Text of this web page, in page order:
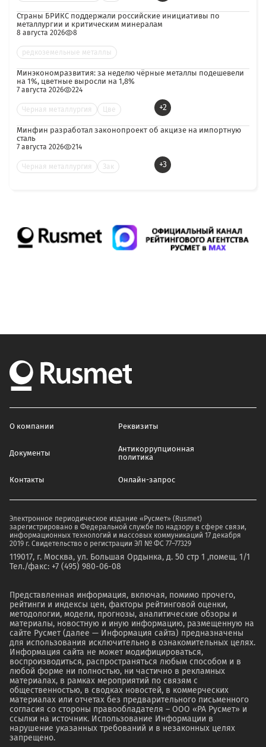
Страны БРИКС поддержали российские инициативы по
металлургии и критическим минералам
8 августа 2026 8
редкоземельные металлы
Минэкономразвития: за неделю чёрные металлы подешевели
на 1%, цветные выросли на 1,8%
7 августа 2026 224
Черная металлургия Цве +2
Минфин разработал законопроект об акцизе на импортную
сталь
7 августа 2026 214
Черная металлургия Зак +3
О компании Реквизиты
Документы
Антикоррупционная
политика
Контакты Онлайн-запрос
Электронное периодическое издание «Русмет» (Rusmet)
зарегистрировано в Федеральной службе по надзору в сфере связи,
информационных технологий и массовых коммуникаций 17 декабря
2019 г. Свидетельство о регистрации ЭЛ № ФС 77–77329
119017, г. Москва, ул. Большая Ордынка, д. 50 стр 1 ,помещ. 1/1
Тел./факс: +7 (495) 980-06-08
Представленная информация, включая, помимо прочего,
рейтинги и индексы цен, факторы рейтинговой оценки,
методологии, модели, прогнозы, аналитические обзоры и
материалы, новостную и иную информацию, размещенную на
сайте Русмет (далее — Информация сайта) предназначены
для использования исключительно в ознакомительных целях.
Информация сайта не может модифицироваться,
воспроизводиться, распространяться любым способом и в
любой форме ни полностью, ни частично в рекламных
материалах, в рамках мероприятий по связям с
общественностью, в сводках новостей, в коммерческих
материалах или отчетах без предварительного письменного
согласия со стороны правообладателя – ООО «РА Русмет» и
ссылки на источник. Использование Информации в
нарушение указанных требований и в незаконных целях
запрещено.